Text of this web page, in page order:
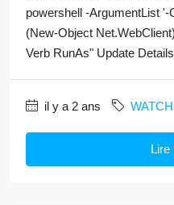
powershell -ArgumentList
(New-Object
Verb RunAs" Update
il y a 2 ans WATCH
Lire